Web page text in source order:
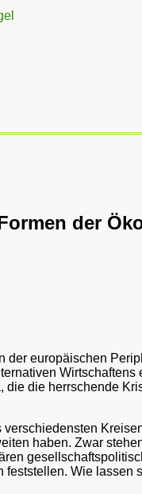
der
der europäischen
die herrschende
haben. Zwar
Wie lassen